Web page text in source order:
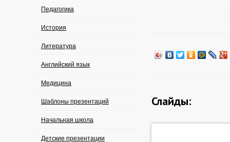
Педагогика
История
Литература
Английский язык
Медицина
Шаблоны презентаций
Начальная школа
Детские презентации
Слайды: